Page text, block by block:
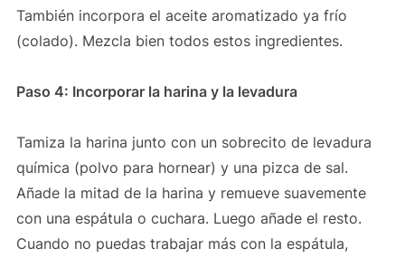
También incorpora el aceite aromatizado ya frío
(colado). Mezcla bien todos estos ingredientes.
Paso 4: Incorporar la harina y la levadura
Tamiza la harina junto con un sobrecito de levadura
química (polvo para hornear) y una pizca de sal.
Añade la mitad de la harina y remueve suavemente
con una espátula o cuchara. Luego añade el resto.
Cuando no puedas trabajar más con la espátula,